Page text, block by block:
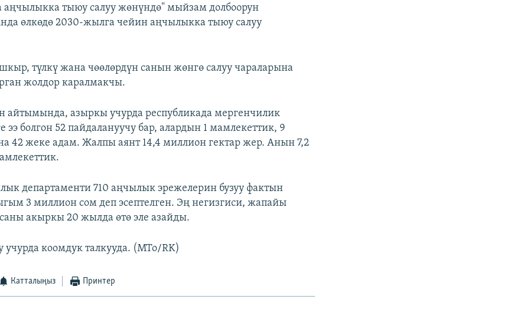
аңчылыкка тыюу салуу жөнүндө" мыйзам долбоорун
өлкөдө 2030-жылга чейин аңчылыкка тыюу салуу
түлкү жана чөөлөрдүн санын жөнгө салуу чараларына
жолдор каралмакчы.
айтымында, азыркы учурда республикада мергенчилик
ээ болгон 52 пайдалануучу бар, алардын 1 мамлекеттик, 9
42 жеке адам. Жалпы аянт 14,4 миллион гектар жер. Анын 7,2
департаменти 710 аңчылык эрежелерин бузуу фактын
3 миллион сом деп эсептелген. Эң негизгиси, жапайы
акыркы 20 жылда өтө эле азайды.
коомдук талкууда. (MTo/RK)
Катталыңыз Принтер